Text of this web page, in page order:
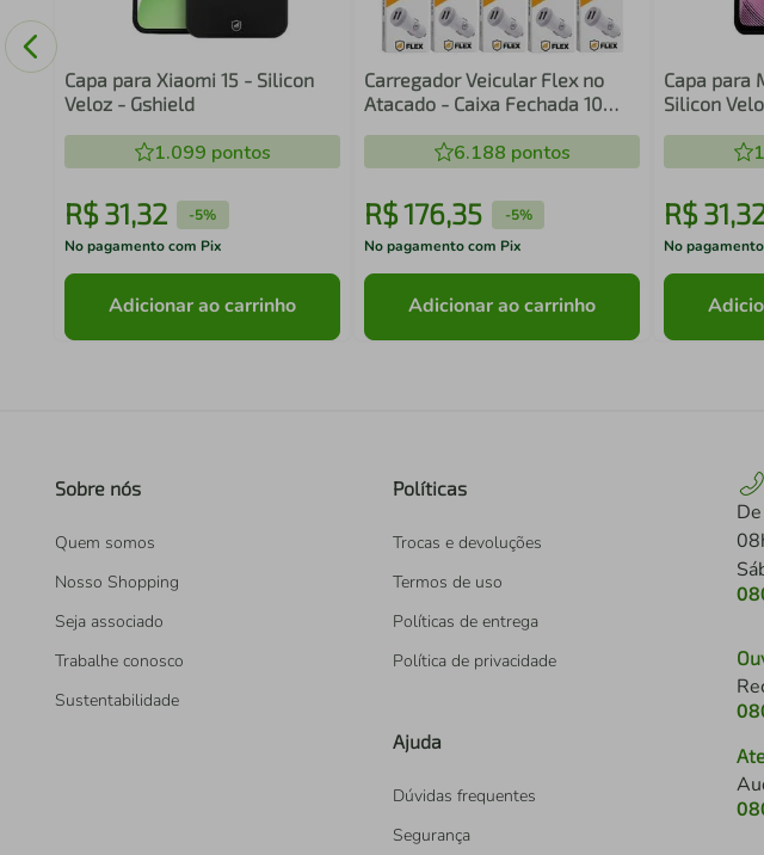
Capa para Xiaomi 15 - Silicon
Veloz - Gshield
1.099 pontos
R$ 31,32 -5%
No pagamento com Pix
Adicionar ao carrinho
Carregador Veicular Flex no
Atacado - Caixa Fechada 10
6.188 pontos
R$176,35 -5%
No pagamento com Pix
Adicionar ao carrinho
Capa para
Silicon
R$31,
No
Sobre nós
Quem somos
Nosso Shopping
Seja associado
Trabalhe conosco
Sustentabilidade
Políticas
Trocas e devoluções
Termos de uso
Políticas de entrega
Política de privacidade
Ajuda
Dúvidas frequentes
Segurança